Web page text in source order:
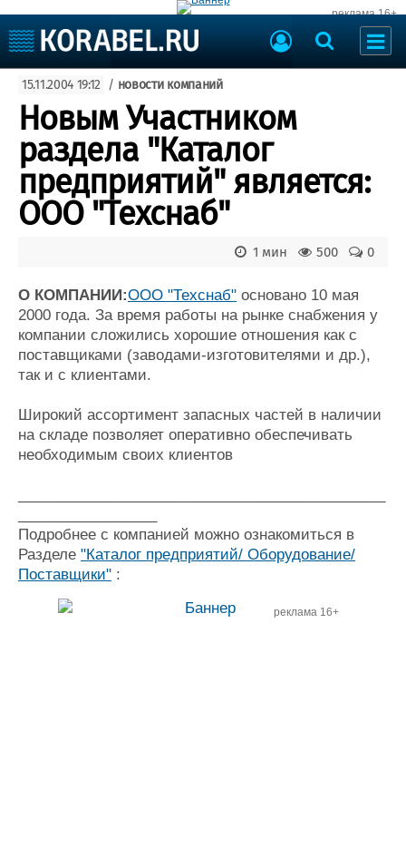
реклама 16+
Судоходство
Судоремонт
События
Порты
Рыболовство
Образование
Яхты и катера
Еще
Пульс
Новости
Компании
Репутация
Работа
Журнал
Реклама
Доска объявлений
Продажа флота
Оборудование
Изделия
Конференции
Выставки и семинары
Личности
Словарь
Флот
Форум
Отзывы
15.11.2004 19:12 / новости компаний
Новым Участником
раздела "Каталог
предприятий" является:
ООО "Техснаб"
0
500
1 мин
О КОМПАНИИ:ООО "Техснаб" основано 10 мая
2000 года. За время работы на рынке снабжения у
компании сложились хорошие отношения как с
поставщиками (заводами-изготовителями и др.),
так и с клиентами.
Широкий ассортимент запасных частей в наличии
на складе позволяет оперативно обеспечивать
необходимым своих клиентов
Подробнее с компанией можно ознакомиться в
Разделе "Каталог предприятий/ Оборудование/
Поставщики" :
реклама 16+